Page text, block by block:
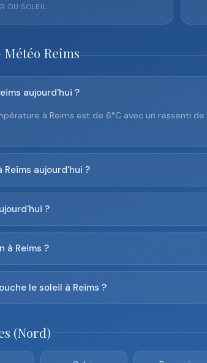
DU SOLEIL
Météo Reims
aujourd'hui ?
à Reims est de 6°C avec un ressenti
aujourd'hui ?
?
à Reims ?
le soleil à Reims ?
(Nord)